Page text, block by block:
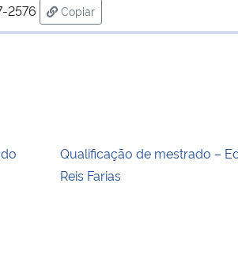
2576
Copiar
para área de transferência
Qualificação de mestrado –
Reis Farias